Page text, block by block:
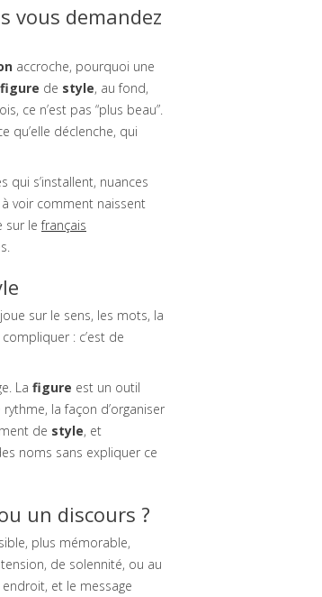
vous demandez
accroche, pourquoi une
figure de style, au fond,
ce n’est pas “plus beau”.
qu’elle déclenche, qui
qui s’installent, nuances
voir comment naissent
sur lefrançais
sur le sens, les mots, la
: c’est de
La figure est un outil
la façon d’organiser
de style, et
noms sans expliquer ce
un discours ?
plus mémorable,
de solennité, ou au
et le message